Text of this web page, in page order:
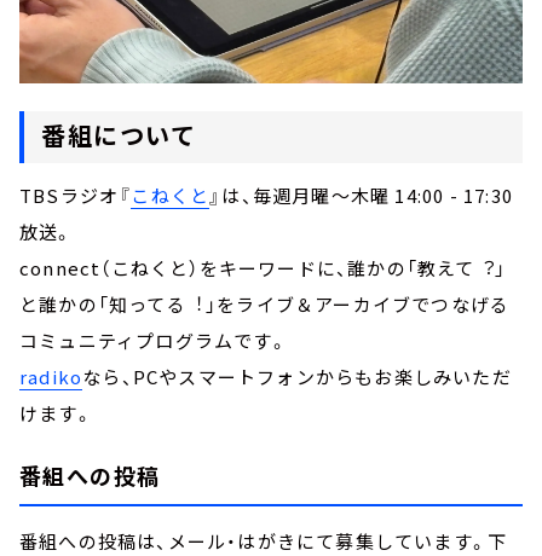
番組について
TBSラジオ『こねくと 』は、毎週月曜～木曜 14:00 - 17:30
放送。
connect（こねくと）をキーワードに、誰かの「教えて︖」
と誰かの「知ってる︕」をライブ＆アーカイブでつなげる
コミュニティプログラムです。
radikoなら、PCやスマートフォンからもお楽しみいただ
けます。
番組への投稿
番組への投稿は、メール・はがきにて募集しています。下